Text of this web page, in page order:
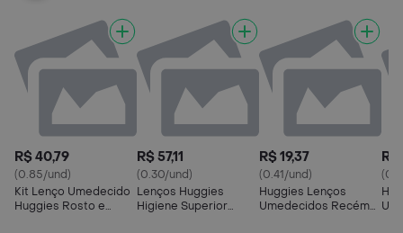
R$ 40,79
(0.85/und)
Kit Lenço Umedecido
Huggies Rosto e
R$ 57,11
(0.30/und)
Lenços Huggies
Higiene Superior
R$ 19,37
(0.41/und)
Huggies Lenços
Umedecidos Recém-
R$